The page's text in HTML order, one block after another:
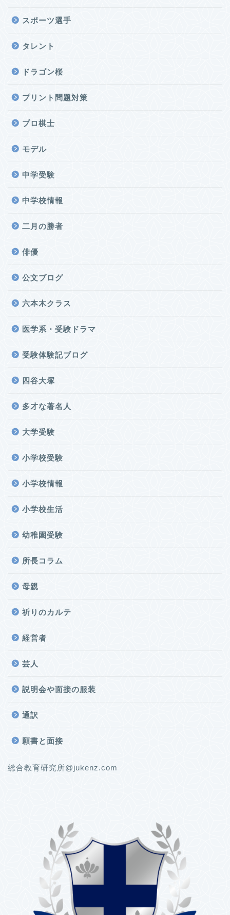
スポーツ選手
タレント
ドラゴン桜
プリント問題対策
プロ棋士
モデル
中学受験
中学校情報
二月の勝者
俳優
公文ブログ
六本木クラス
医学系・受験ドラマ
受験体験記ブログ
四谷大塚
多才な著名人
大学受験
小学校受験
小学校情報
小学校生活
幼稚園受験
所長コラム
母親
祈りのカルテ
経営者
芸人
説明会や面接の服装
通訳
願書と面接
総合教育研究所@jukenz.com